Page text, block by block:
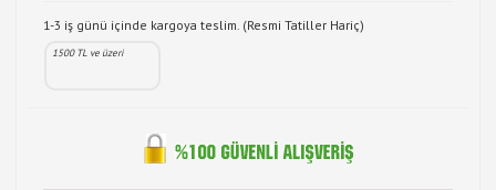
1-3 iş günü içinde kargoya teslim. (Resmi Tatiller Hariç)
1500 TL ve üzeri